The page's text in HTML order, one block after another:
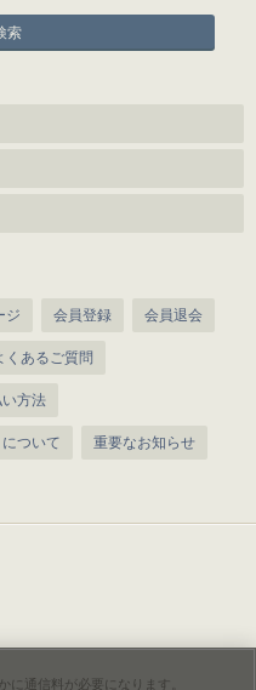
索
ジ 会員登録 会員退会
くあるご質問
方法
ついて 重要なお知らせ
に通信料が必要になります。